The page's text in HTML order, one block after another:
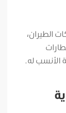
الطيران،
الأنسب له.